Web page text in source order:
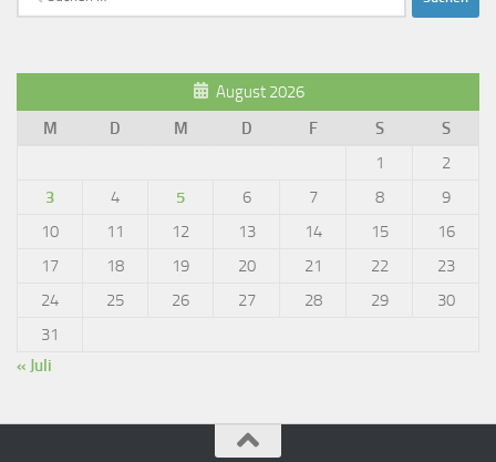
nach:
August 2026
M
D M D F S
S
1
2
3
4 5 6 7 8
9
10
11 12 13 14 15
16
17
18 19 20 21 22
23
24
25 26 27 28 29
30
31
« Juli